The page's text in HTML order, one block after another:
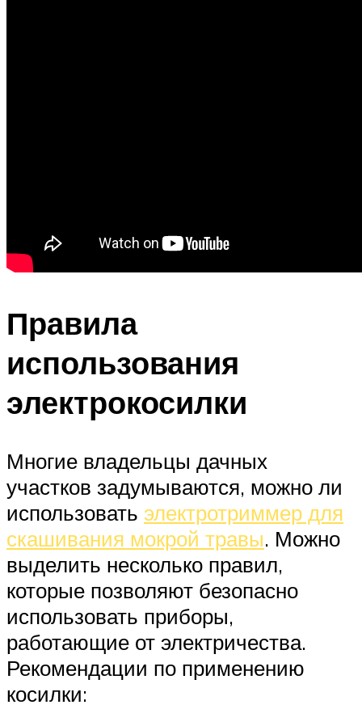
Правила
использования
электрокосилки
Многие владельцы дачных
участков задумываются, можно ли
использовать электротриммер для
скашивания мокрой травы. Можно
выделить несколько правил,
которые позволяют безопасно
использовать приборы,
работающие от электричества.
Рекомендации по применению
косилки: